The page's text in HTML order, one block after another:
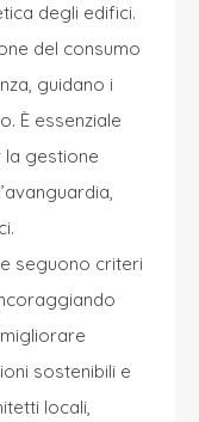
degli edifici.
del consumo
guidano i
È essenziale
gestione
seguono criteri
sostenibili e
locali,